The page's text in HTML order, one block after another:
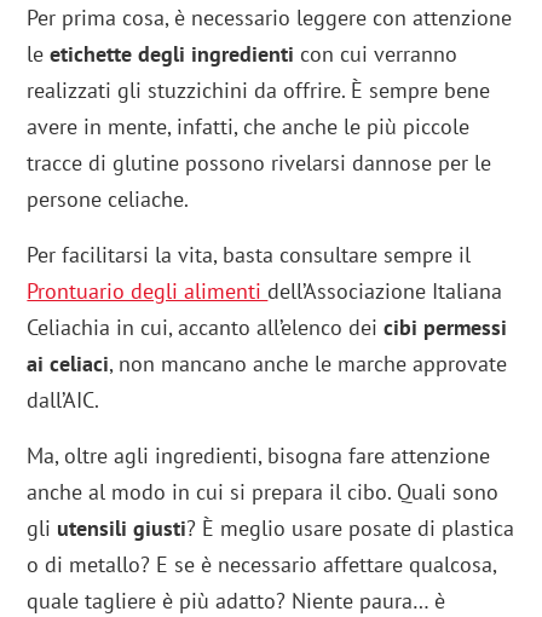
Per prima cosa, è necessario leggere con attenzione
leetichette degli ingredienti con cui verranno
realizzati gli stuzzichini da offrire. È sempre bene
avere in mente, infatti, che anche le più piccole
tracce di glutine possono rivelarsi dannose per le
persone celiache.
Per facilitarsi la vita, basta consultare sempre il
Prontuario degli alimenti dell’Associazione Italiana
Celiachia in cui, accanto all’elenco deicibi permessi
ai celiaci, non mancano anche le marche approvate
dall’AIC.
Ma, oltre agli ingredienti, bisogna fare attenzione
anche al modo in cui si prepara il cibo. Quali sono
gli utensili giusti? È meglio usare posate di plastica
o di metallo? E se è necessario affettare qualcosa,
quale tagliere è più adatto? Niente paura… è